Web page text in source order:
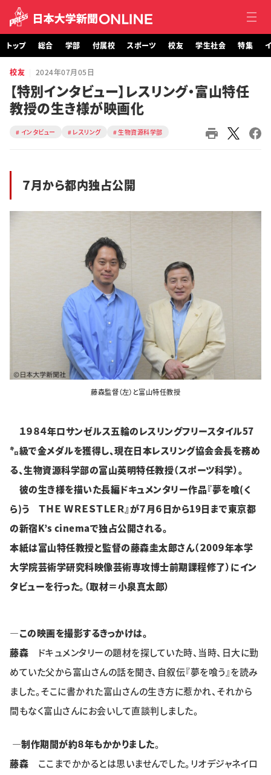
トップ
総合
学部・大学院
日大文芸賞
学生記者募集 お問い合わせ
トップ 総合 学部 付属校 スポーツ 校友 学生社会 特集
校友 2024年07月05日
【特別インタビュー】レスリング・富山特任
教授の生き様が映画化
インタビュー レスリング 生物資源科学部
７月から都内独占公開
藤森監督（左）と富山特任教授
１９８４年ロサンゼルス五輪のレスリングフリースタイル57
㌔級で金メダルを獲得し、現在日本レスリング協会会長を務め
る、生物資源科学部の富山英明特任教授（スポーツ科学）。
彼の生き様を描いた長編ドキュメンタリー作品『夢を喰(く
ら)う ＴＨＥ ＷＲＥＳＴＬＥＲ』が７月６日から19日まで東京都
の新宿K’s cinemaで独占公開される。
本紙は富山特任教授と監督の藤森圭太郎さん（２00９年本学
大学院芸術学研究科映像芸術専攻博士前期課程修了）にイン
タビューを行った。 （取材＝小泉真太郎）
―この映画を撮影するきっかけは。
藤森 ドキュメンタリーの題材を探していた時、当時、日大に勤
めていた父から富山さんの話を聞き、自叙伝『夢を喰う』を読み
ました。そこに書かれた富山さんの生き方に惹かれ、それから
間もなく富山さんにお会いして直談判しました。
―制作期間が約８年もかかりました。
藤森 ここまでかかるとは思いませんでした。リオデジャネイロ